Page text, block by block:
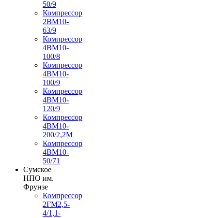
50/9
Компрессор
2ВМ10-
63/9
Компрессор
4ВМ10-
100/8
Компрессор
4ВМ10-
100/9
Компрессор
4ВМ10-
120/9
Компрессор
4ВМ10-
200/2,2М
Компрессор
4ВМ10-
50/71
Сумское
НПО им.
Фрунзе
Компрессор
2ГМ2,5-
4/1,1-